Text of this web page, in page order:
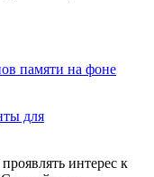
памяти на фоне
для
интерес к